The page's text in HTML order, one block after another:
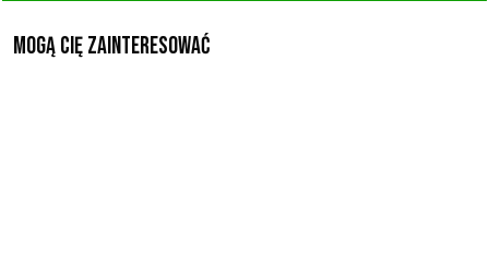
Mogą Cię zainteresować